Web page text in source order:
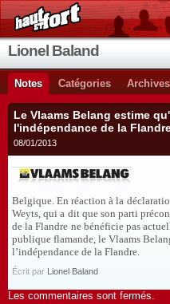
Lionel Baland
Notes Catégories Archives
Le Vlaams Belang estime
l'indépendance de la
08/01/2013
Belgique. En réaction à la
Weyts, qui a dit que son parti
de la Flandre ne bénéficie pas
publique flamande, le Vlaams
l’indépendance de la Flandre.
Écrit par Lionel Baland
Les commentaires sont fermés.